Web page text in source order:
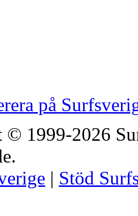
på
© 1999-2026
| Stöd